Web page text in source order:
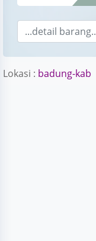
Lokasi : badung-kab